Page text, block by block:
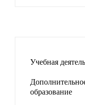
Учебная
образование